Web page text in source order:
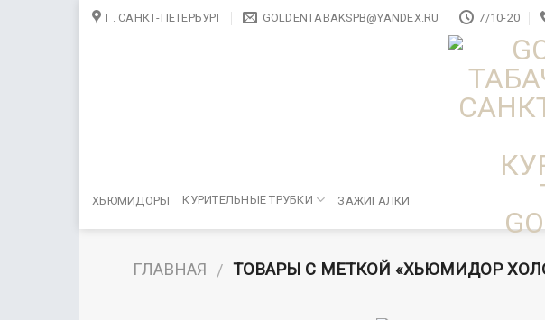
Skip Г. САНКТ-ПЕТЕРБУРГ GOLDENTABAKSPB@YANDEX.RU 7/10-20
ХЬЮМИДОРЫ КУРИТЕЛЬНЫЕ ТРУБКИ ЗАЖИГАЛКИ
ГЛАВНАЯ / ТОВАРЫ С МЕТКОЙ «ХЬЮМИДОР